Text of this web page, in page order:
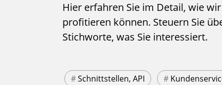
Hier erfahren Sie im Detail, wie
profitieren können. Steuern Sie
Stichworte, was Sie interessiert.
#Schnittstellen, API #